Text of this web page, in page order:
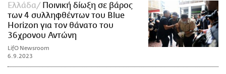
Ελλάδα
Ποινική δίωξη σε βάρος
των 4 συλληφθέντων του Blue
Horizon για τον θάνατο του
36χρονου Αντώνη
LifO Newsroom
6.9.2023